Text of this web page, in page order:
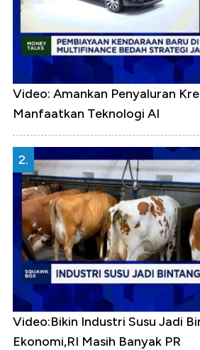
Video: Amankan Penyaluran
Manfaatkan Teknologi AI
2.
Video:Bikin Industri Susu Jadi
Ekonomi,RI Masih Banyak PR